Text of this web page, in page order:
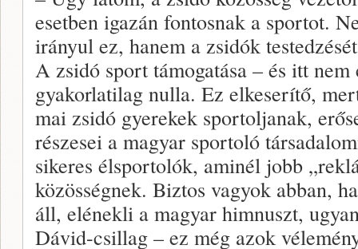
esetben igazán fontosnak a sportot.
irányul ez, hanem a zsidók
A zsidó sport támogatása – és itt
gyakorlatilag nulla. Ez elkeserítő,
mai zsidó gyerekek sportoljanak,
részesei a magyar sportoló
sikeres élsportolók, aminél jobb
közösségnek. Biztos vagyok abban,
áll, elénekli a magyar himnuszt,
Dávid-csillag – ez még azok